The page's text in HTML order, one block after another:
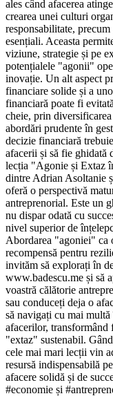
ales când afacerea
crearea unei culturi
responsabilitate,
esențiali. Aceasta
viziune, strategie și pe
potențialele "agonii"
inovație. Un alt aspect
financiare solide și a
financiară poate fi
cheie, prin
abordări prudente în
decizie financiară
afacerii și să fie ghidată
lecția "Agonie și Extaz
dintre Adrian Asoltanie
oferă o perspectivă
antreprenorial. Este un
nu dispar odată cu
nivel superior de
Abordarea "agoniei" ca
recompensă pentru
invităm să explorați în
www.badescu.me și să
voastră călătorie
sau conduceți deja o
să navigați cu mai
afacerilor, transformând
"extaz" sustenabil.
cele mai mari lecții vin
resursă indispensabilă
afacere solidă și de
#economie și